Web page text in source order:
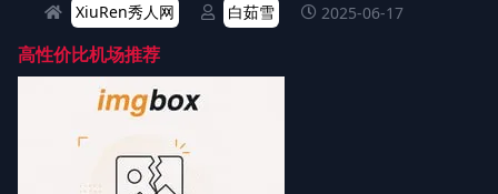
XiuRen秀人网 白茹雪 2025-06-17
高性价比机场推荐